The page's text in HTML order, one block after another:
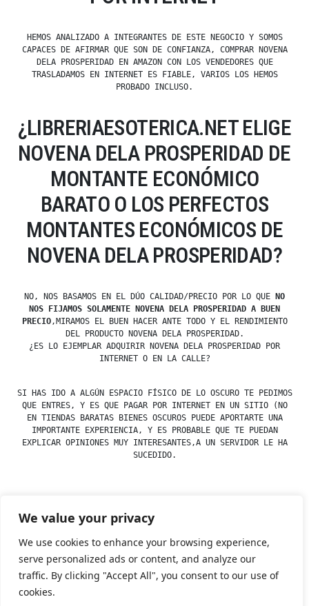
We value your privacy
We use cookies to enhance your browsing experience,
serve personalized ads or content, and analyze our
traffic. By clicking "Accept All", you consent to our use of
cookies.
HEMOS ANALIZADO A INTEGRANTES DE ESTE NEGOCIO Y SOMOS
CAPACES DE AFIRMAR QUE SON DE CONFIANZA, COMPRAR NOVENA
DELA PROSPERIDAD EN AMAZON CON LOS VENDEDORES QUE
TRASLADAMOS EN INTERNET ES FIABLE, VARIOS LOS HEMOS
PROBADO INCLUSO.
¿LIBRERIAESOTERICA.NET ELIGE
NOVENA DELA PROSPERIDAD DE
MONTANTE ECONÓMICO
BARATO O LOS PERFECTOS
MONTANTES ECONÓMICOS DE
NOVENA DELA PROSPERIDAD?
NO, NOS BASAMOS EN EL DÚO CALIDAD/PRECIO POR LO QUE NO
NOS FIJAMOS SOLAMENTE NOVENA DELA PROSPERIDAD A BUEN
PRECIO,MIRAMOS EL BUEN HACER ANTE TODO Y EL RENDIMIENTO
DEL PRODUCTO NOVENA DELA PROSPERIDAD.
¿ES LO EJEMPLAR ADQUIRIR NOVENA DELA PROSPERIDAD POR
INTERNET O EN LA CALLE?
SI HAS IDO A ALGÚN ESPACIO FÍSICO DE LO OSCURO TE PEDIMOS
QUE ENTRES, Y ES QUE PAGAR POR INTERNET EN UN SITIO (NO
EN TIENDAS BARATAS BIENES OSCUROS PUEDE APORTARTE UNA
IMPORTANTE EXPERIENCIA, Y ES PROBABLE QUE TE PUEDAN
EXPLICAR OPINIONES MUY INTERESANTES,A UN SERVIDOR LE HA
SUCEDIDO.
Posted
esdfninj34 23 December, 2019
Tienda Esotérica Online – Librería Esotérica,Proudly
powered by WordPress.